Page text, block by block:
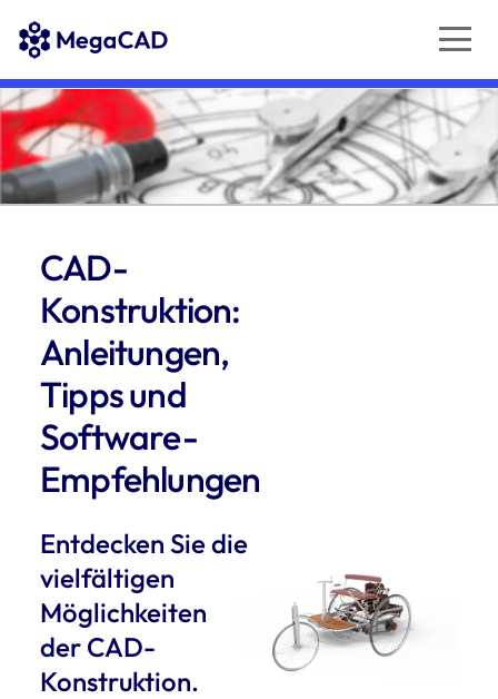
CAD-
Konstruktion:
Anleitungen,
Tipps und
Software-
Empfehlungen
Entdecken Sie die
vielfältigen
Möglichkeiten
der CAD-
Konstruktion.